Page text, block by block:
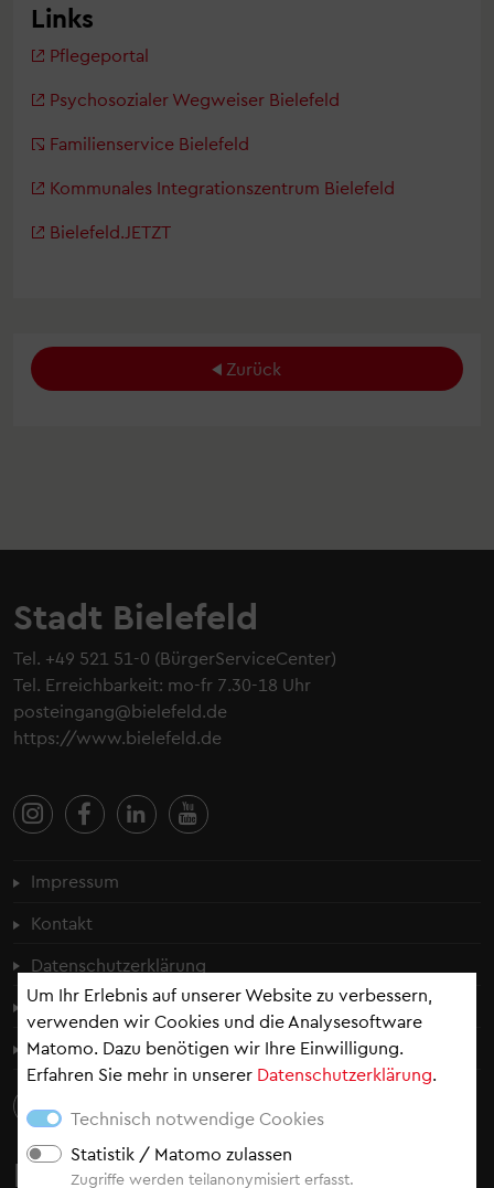
Um Ihr Erlebnis auf unserer Website zu verbessern,
verwenden wir Cookies und die Analysesoftware
Matomo. Dazu benötigen wir Ihre Einwilligung.
Erfahren Sie mehr in unserer Datenschutzerklärung.
Technisch notwendige Cookies
Statistik / Matomo zulassen
Zugriffe werden teilanonymisiert erfasst.
Links
Pflegeportal
Psychosozialer Wegweiser Bielefeld
Familienservice Bielefeld
Kommunales Integrationszentrum Bielefeld
Bielefeld.JETZT
Zurück
Stadt Bielefeld
Tel. +49 521 51-0 (BürgerServiceCenter)
Tel. Erreichbarkeit: mo-fr 7.30-18 Uhr
posteingang@bielefeld.de
https://www.bielefeld.de
Fußzeilenmenü
Impressum
Kontakt
Datenschutzerklärung
Cookie-Einstellungen
Erklärung zur Barrierefreiheit
Newsletter